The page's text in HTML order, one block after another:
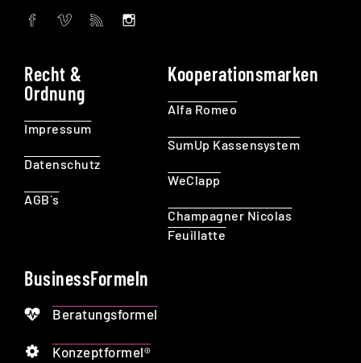
Recht &
Ordnung
Impressum
Datenschutz
AGB`s
Kooperationsmarken
Alfa Romeo
SumUp Kassensystem
WeClapp
Champagner Nicolas
Feuillatte
BusinessFormeln
Beratungsformel
Konzeptformel®